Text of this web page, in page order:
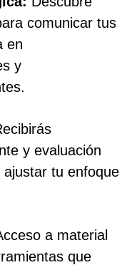
comunicar tus
en
y
y evaluación
tu enfoque
a material
que